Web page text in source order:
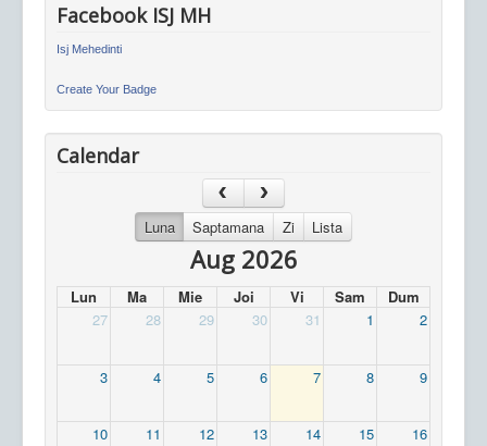
Facebook ISJ MH
Isj Mehedinti
Create Your Badge
Calendar
Luna Saptamana Zi Lista
Aug 2026
Lun Ma Mie Joi Vi Sam
Dum
27
28 29 30 31 1 2
3 4 5 6 7 8 9
10 11 12 13 14 15 16